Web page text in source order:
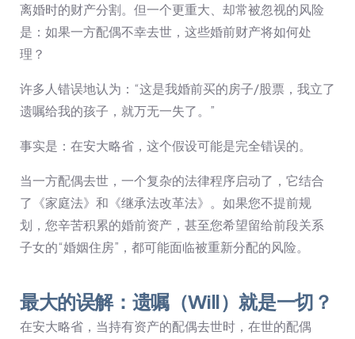
离婚时的财产分割。但一个更重大、却常被忽视的风险
是：如果一方配偶不幸去世，这些婚前财产将如何处
理？
许多人错误地认为：“这是我婚前买的房子/股票，我立了
遗嘱给我的孩子，就万无一失了。”
事实是：在安大略省，这个假设可能是完全错误的。
当一方配偶去世，一个复杂的法律程序启动了，它结合
了《家庭法》和《继承法改革法》。如果您不提前规
划，您辛苦积累的婚前资产，甚至您希望留给前段关系
子女的“婚姻住房”，都可能面临被重新分配的风险。
最大的误解：遗嘱（Will）就是一切？
在安大略省，当持有资产的配偶去世时，在世的配偶